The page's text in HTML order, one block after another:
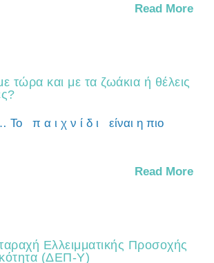
Read More
τώρα και με τα ζωάκια ή θέλεις
Το π α ι χ ν ί δ ι είναι η πιο
Read More
Ελλειμματικής Προσοχής
(ΔΕΠ-Υ)